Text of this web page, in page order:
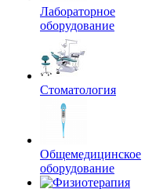
Лабораторное
оборудование
Стоматология
Общемедицинское
оборудование